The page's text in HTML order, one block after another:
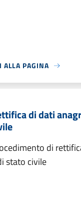
ALLA PAGINA
di dati
di
stato civile